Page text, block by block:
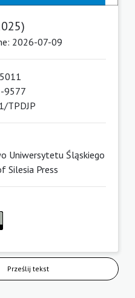
2026-07-09
9577
TPDJP
Uniwersytetu Śląskiego
Silesia Press
Prześlij tekst